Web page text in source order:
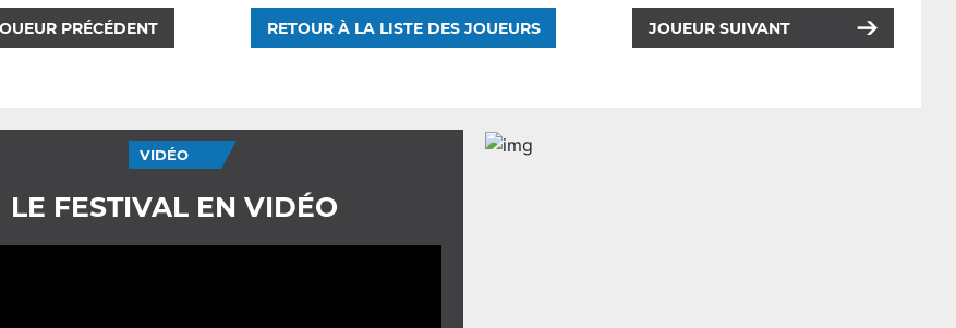
PRÉCÉDENT RETOUR À LA LISTE DES JOUEURS JOUEUR SUIVANT
VIDÉO
LE FESTIVAL EN VIDÉO